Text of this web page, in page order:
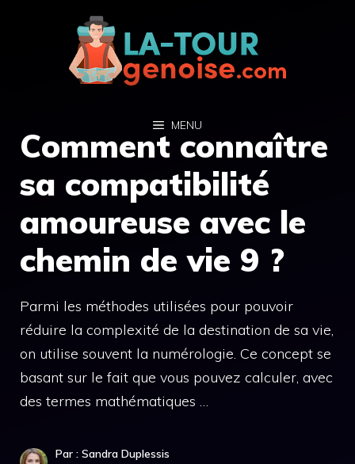
MENU
Comment connaître
sa compatibilité
amoureuse avec le
chemin de vie 9 ?
Parmi les méthodes utilisées pour pouvoir
réduire la complexité de la destination de sa vie,
on utilise souvent la numérologie. Ce concept se
basant sur le fait que vous pouvez calculer, avec
des termes mathématiques …
Par : Sandra Duplessis